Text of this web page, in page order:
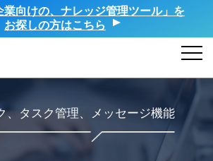
業向けの、ナレッジ管理ツール」を
お探しの方はこちら
、タスク管理、メッセージ機能